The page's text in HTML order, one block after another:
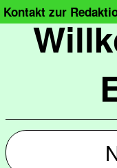
Kontakt zur